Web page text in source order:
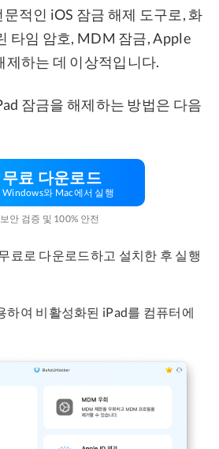
적인 iOS 잠금 해제 도구로, 화
타임 암호, MDM 잠금, Apple
제하는 데 이상적입니다.
잠금을 해제하는 방법은 다음
무료 다운로드
Windows와 Mac에서 실행
보안 검증 및 100% 안전
료로 다운로드하고 설치한 후 실행
하여 비활성화된 iPad를 컴퓨터에